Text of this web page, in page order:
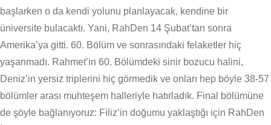
başlarken o da kendi yolunu planlayacak, kendine bir
üniversite bulacaktı. Yani, RahDen 14 Şubat’tan sonra
Amerika’ya gitti. 60. Bölüm ve sonrasındaki felaketler hiç
yaşanmadı. Rahmet’in 60. Bölümdeki sinir bozucu halini,
Deniz’in yersiz triplerini hiç görmedik ve onları hep böyle 38-57
bölümler arası muhteşem halleriyle hatırladık. Final bölümüne
de şöyle bağlanıyoruz: Filiz’in doğumu yaklaştığı için RahDen